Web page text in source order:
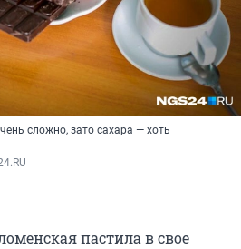
сложно, зато сахара — хоть
пастила в свое